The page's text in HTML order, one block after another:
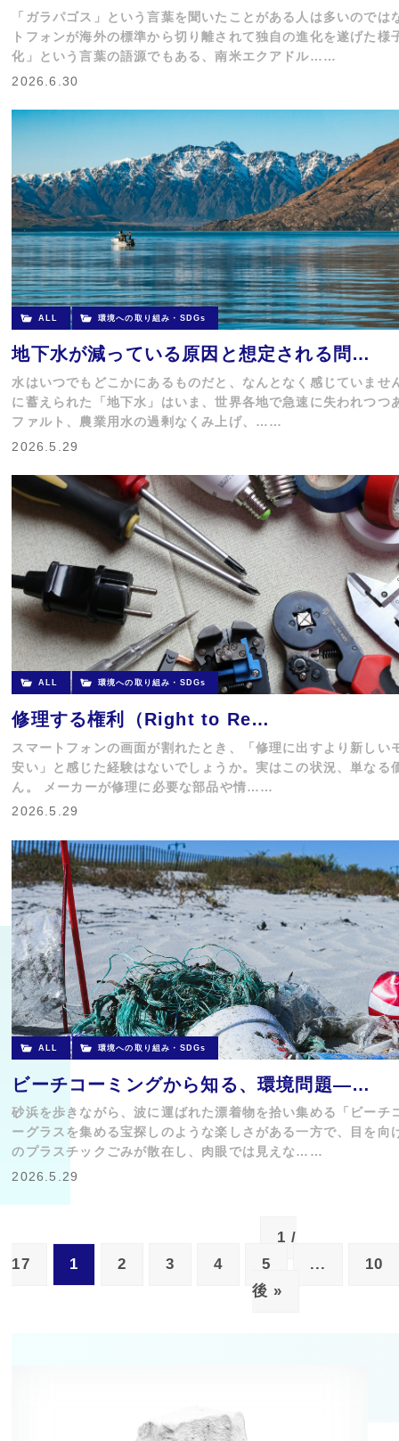
「ガラパゴス」という言葉を聞いたことがある人は多いのでは
トフォンが海外の標準から切り離されて独自の進化を遂げた様
化」という言葉の語源でもある、南米エクアドル……
2026.6.30
ALL 環境への取り組み・SDGs
地下水が減っている原因と想定される問…
水はいつでもどこかにあるものだと、なんとなく感じていませ
に蓄えられた「地下水」はいま、世界各地で急速に失われつつ
ファルト、農業用水の過剰なくみ上げ、……
2026.5.29
ALL 環境への取り組み・SDGs
修理する権利（Right to Re…
スマートフォンの画面が割れたとき、「修理に出すより新しい
安い」と感じた経験はないでしょうか。実はこの状況、単なる
ん。 メーカーが修理に必要な部品や情……
2026.5.29
ALL 環境への取り組み・SDGs
ビーチコーミングから知る、環境問題―…
砂浜を歩きながら、波に運ばれた漂着物を拾い集める「ビーチ
ーグラスを集める宝探しのような楽しさがある一方で、目を向
のプラスチックごみが散在し、肉眼では見えな……
2026.5.29
1 /
17
1 2 3 4 5 ...
10
後 »